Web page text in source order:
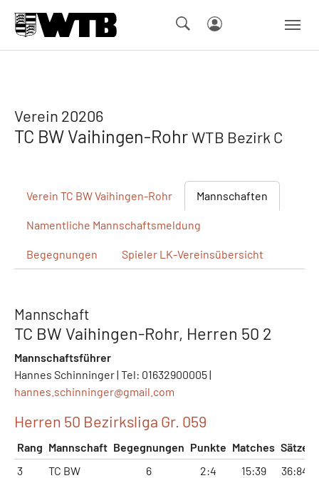
Verein 20206
TC BW Vaihingen-RohrWTB Bezirk C
Verein TC BW Vaihingen-Rohr Mannschaften
Namentliche Mannschaftsmeldung
Begegnungen Spieler LK-Vereinsübersicht
Mannschaft
TC BW Vaihingen-Rohr, Herren 50 2
Mannschaftsführer
Hannes Schinninger | Tel: 01632900005 |
hannes.schinninger@gmail.com
Herren 50 Bezirksliga Gr. 059
Rang Mannschaft Begegnungen Punkte Matches Sätze
3
TC BW
6 2:4 15:39 36:84